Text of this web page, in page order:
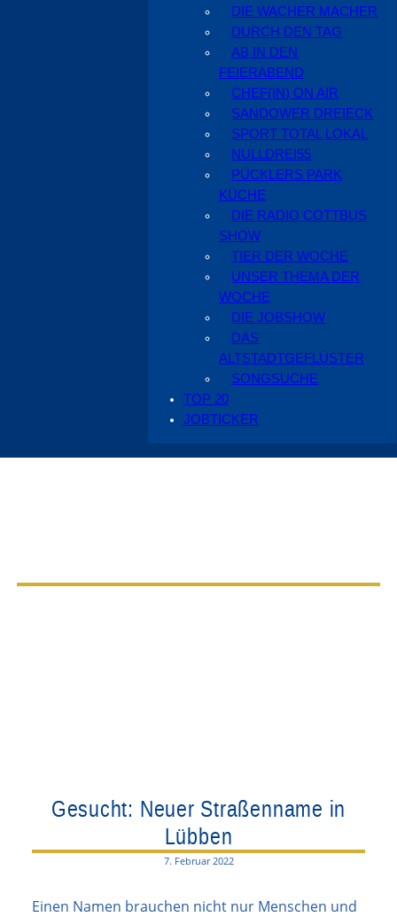
DIE WACHER MACHER
DURCH DEN TAG
AB IN DEN
FEIERABEND
CHEF(IN) ON AIR
SANDOWER DREIECK
SPORT TOTAL LOKAL
NULLDREI55
PÜCKLERS PARK
KÜCHE
DIE RADIO COTTBUS
SHOW
TIER DER WOCHE
UNSER THEMA DER
WOCHE
DIE JOBSHOW
DAS
ALTSTADTGEFLÜSTER
SONGSUCHE
TOP 20
JOBTICKER
Gesucht: Neuer Straßenname in
Lübben
7. Februar 2022
Einen Namen brauchen nicht nur Menschen und